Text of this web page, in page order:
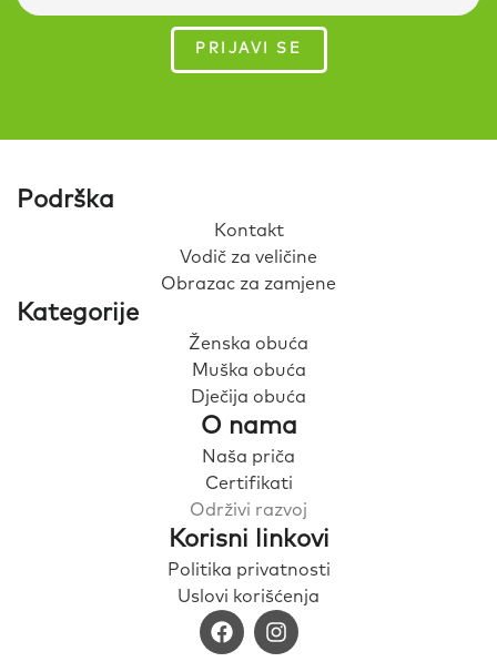
Podrška
Kontakt
Vodič za veličine
Obrazac za zamjene
Kategorije
Ženska obuća
Muška obuća
Dječija obuća
O nama
Naša priča
Certifikati
Održivi razvoj
Korisni linkovi
Politika privatnosti
Uslovi korišćenja